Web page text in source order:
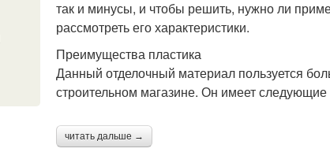
Панели в кабинете Панели на
Панели для внутренней
так и минусы, и чтобы решить, нужно ли
рассмотреть его характеристики.
Преимущества пластика
Данный отделочный материал пользуется
строительном магазине. Он имеет
читать дальше →